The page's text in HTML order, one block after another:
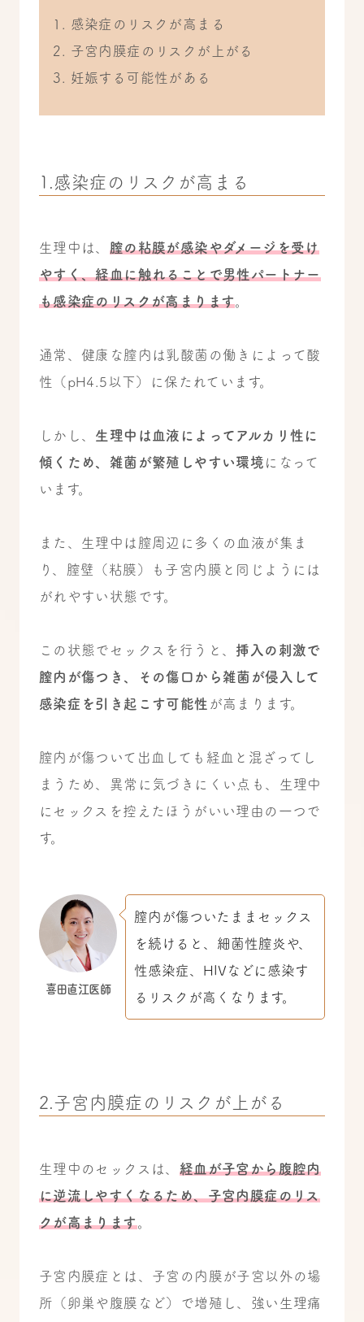
感染症のリスクが高まる
子宮内膜症のリスクが上がる
妊娠する可能性がある
1.感染症のリスクが高まる
生理中は、 膣の粘膜が感染やダメージを受け
やすく、経血に触れることで男性パートナー
も感染症のリスクが高まります。
通常、健康な膣内は乳酸菌の働きによって酸
性（pH4.5以下）に保たれています。
しかし、 生理中は血液によってアルカリ性に
傾くため、雑菌が繁殖しやすい環境 になって
います。
また、生理中は膣周辺に多くの血液が集ま
り、膣壁（粘膜）も子宮内膜と同じようには
がれやすい状態です。
この状態でセックスを行うと、 挿入の刺激で
膣内が傷つき、その傷口から雑菌が侵入して
感染症を引き起こす可能性 が高まります。
膣内が傷ついて出血しても経血と混ざってし
まうため、異常に気づきにくい点も、生理中
にセックスを控えたほうがいい理由の一つで
す。
喜田直江医師
膣内が傷ついたままセックス
を続けると、細菌性膣炎や、
性感染症、HIVなどに感染す
るリスクが高くなります。
2.子宮内膜症のリスクが上がる
生理中のセックスは、 経血が子宮から腹腔内
に逆流しやすくなるため、子宮内膜症のリス
クが高まります。
子宮内膜症とは、子宮の内膜が子宮以外の場
所（卵巣や腹膜など）で増殖し、強い生理痛